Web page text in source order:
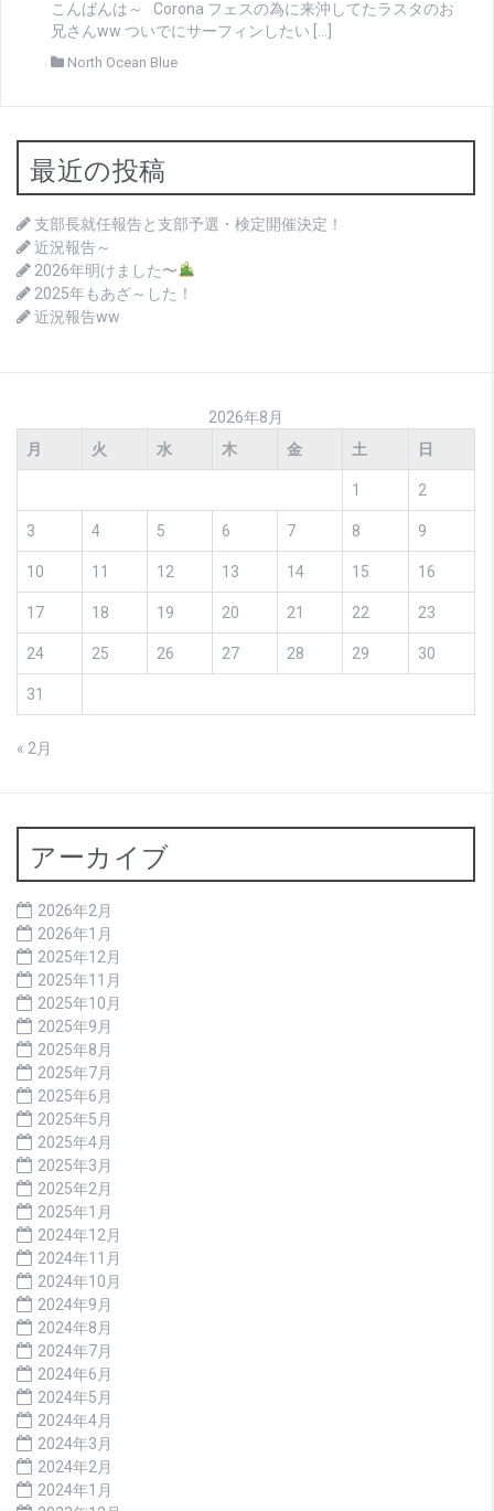
こんばんは～ Corona フェスの為に来沖してたラスタのお
兄さんww ついでにサーフィンしたい […]
North Ocean Blue
最近の投稿
支部長就任報告と支部予選・検定開催決定！
近況報告～
2026年明けました〜
2025年もあざ～した！
近況報告ww
2026年8月
月
火 水 木 金 土 日
1 2
3 4 5 6 7 8 9
10 11 12 13 14 15 16
17 18 19 20 21 22 23
24 25 26 27 28 29 30
31
« 2月
アーカイブ
2026年2月
2026年1月
2025年12月
2025年11月
2025年10月
2025年9月
2025年8月
2025年7月
2025年6月
2025年5月
2025年4月
2025年3月
2025年2月
2025年1月
2024年12月
2024年11月
2024年10月
2024年9月
2024年8月
2024年7月
2024年6月
2024年5月
2024年4月
2024年3月
2024年2月
2024年1月